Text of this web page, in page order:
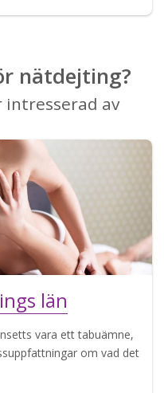
nätdejting?
intresserad av
län
vara ett tabuämne,
om vad det